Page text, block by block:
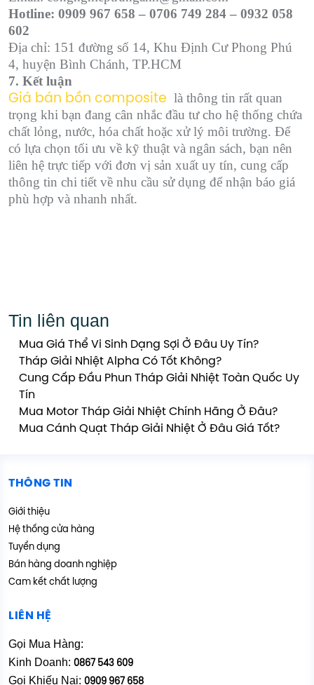
Hotline: 0909 967 658 – 0706 749 284 – 0932 058
602
Địa chỉ: 151 đường số 14, Khu Định Cư Phong Phú
4, huyện Bình Chánh, TP.HCM
7. Kết luận
Giá bán bồn composite là thông tin rất quan
trọng khi bạn đang cân nhắc đầu tư cho hệ thống chứa
chất lỏng, nước, hóa chất hoặc xử lý môi trường. Để
có lựa chọn tối ưu về kỹ thuật và ngân sách, bạn nên
liên hệ trực tiếp với đơn vị sản xuất uy tín, cung cấp
thông tin chi tiết về nhu cầu sử dụng để nhận báo giá
phù hợp và nhanh nhất.
Tin liên quan
Mua Giá Thể Vi Sinh Dạng Sợi Ở Đâu Uy Tín?
Tháp Giải Nhiệt Alpha Có Tốt Không?
Cung Cấp Đầu Phun Tháp Giải Nhiệt Toàn Quốc Uy
Tín
Mua Motor Tháp Giải Nhiệt Chính Hãng Ở Đâu?
Mua Cánh Quạt Tháp Giải Nhiệt Ở Đâu Giá Tốt?
THÔNG TIN
Giới thiệu
Hệ thống cửa hàng
Tuyển dụng
Bán hàng doanh nghiệp
Cam kết chất lượng
LIÊN HỆ
Gọi Mua Hàng:
Kinh Doanh: 0867 543 609
Gọi Khiếu Nại: 0909 967 658